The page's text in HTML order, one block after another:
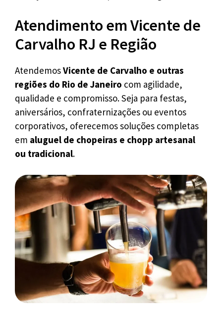
Atendimento em Vicente de
Carvalho RJ e Região
AtendemosVicente de Carvalho e outras
regiões do Rio de Janeiro com agilidade,
qualidade e compromisso. Seja para festas,
aniversários, confraternizações ou eventos
corporativos, oferecemos soluções completas
em aluguel de chopeiras e chopp artesanal
ou tradicional.